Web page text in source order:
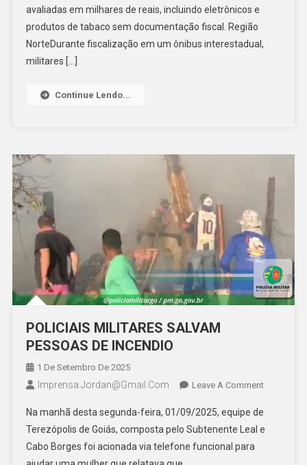
avaliadas em milhares de reais, incluindo eletrônicos e
produtos de tabaco sem documentação fiscal. Região
NorteDurante fiscalização em um ônibus interestadual,
militares […]
Continue Lendo...
POLICIAIS MILITARES SALVAM
PESSOAS DE INCENDIO
1 De Setembro De 2025
Imprensa.jordan@gmail.com Leave A CommentOn
MILITARES
SALVAM
Na manhã desta segunda-feira, 01/09/2025, equipe de
Terezópolis de Goiás, composta pelo Subtenente Leal e
Cabo Borges foi acionada via telefone funcional para